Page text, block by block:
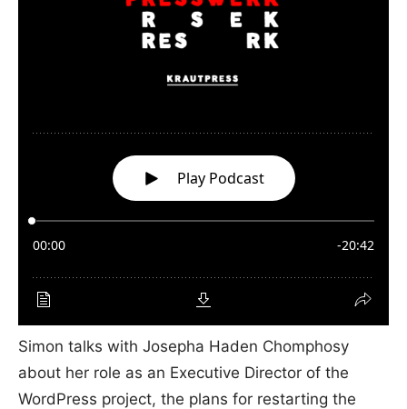
Simon talks with Josepha Haden Chomphosy
about her role as an Executive Director of the
WordPress project, the plans for restarting the